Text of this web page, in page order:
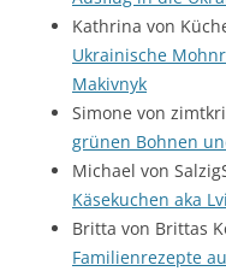
Kathrina von
Ukrainische
Makivnyk
Simone von
grünen Bohnen
Michael von
Käsekuchen aka
Britta von Brittas
Familienrezepte